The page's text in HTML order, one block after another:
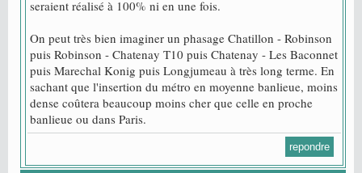
seraient réalisé à 100% ni en une fois.
On peut très bien imaginer un phasage Chatillon - Robinson
puis Robinson - Chatenay T10 puis Chatenay - Les Baconnet
puis Marechal Konig puis Longjumeau à très long terme. En
sachant que l'insertion du métro en moyenne banlieue, moins
dense coûtera beaucoup moins cher que celle en proche
banlieue ou dans Paris.
repondre